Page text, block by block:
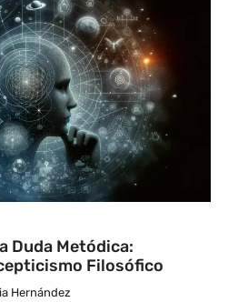
Duda Metódica:
Filosófico
Hernández